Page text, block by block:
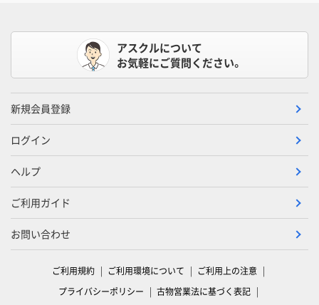
アスクルについて
お気軽にご質問ください。
新規会員登録
ログイン
ヘルプ
ご利用ガイド
お問い合わせ
ご利用規約 ご利用環境について
ご利用上の注意
プライバシーポリシー
古物営業法に基づく表記